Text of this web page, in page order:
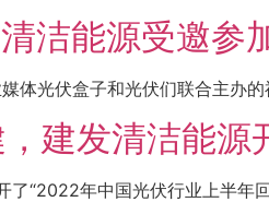
洁能源受邀参
体光伏盒子和光伏们联合主办
建发清洁能源
了“2022年中国光伏行业上半年